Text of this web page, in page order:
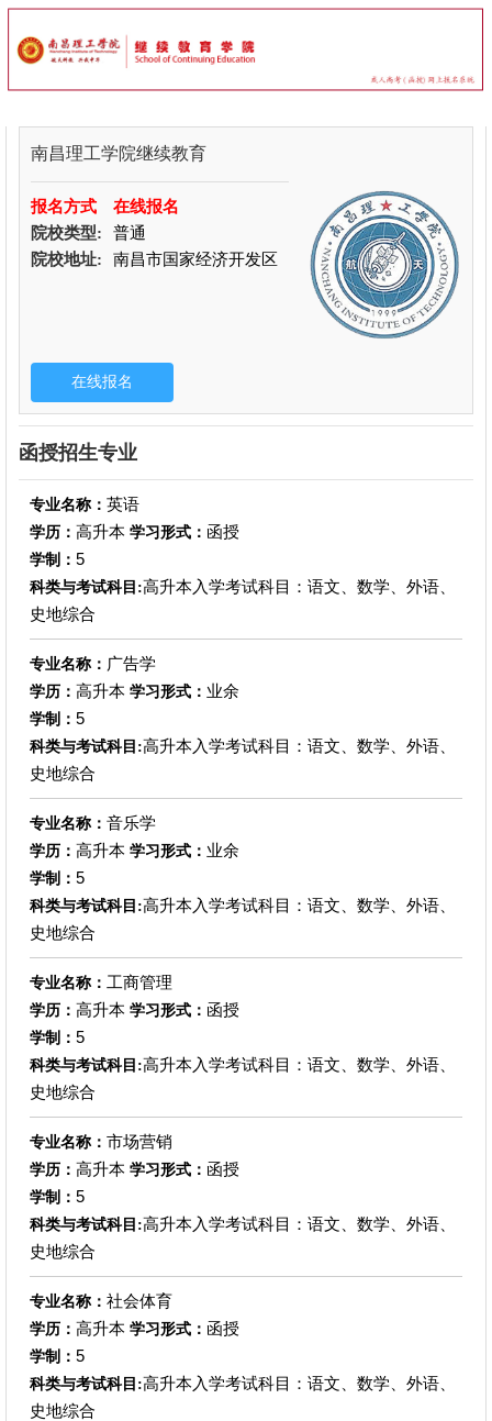
南昌理工学院继续教育
报名方式
在线报名
院校类型:
普通
院校地址:
南昌市国家经济开发区
函授招生专业
专业名称： 英语
学历： 高升本 学习形式： 函授
学制： 5
科类与考试科目:高升本入学考试科目：语文、数学、外语、
史地综合
专业名称： 广告学
学历： 高升本 学习形式： 业余
学制： 5
科类与考试科目:高升本入学考试科目：语文、数学、外语、
史地综合
专业名称： 音乐学
学历： 高升本 学习形式： 业余
学制： 5
科类与考试科目:高升本入学考试科目：语文、数学、外语、
史地综合
专业名称： 工商管理
学历： 高升本 学习形式： 函授
学制： 5
科类与考试科目:高升本入学考试科目：语文、数学、外语、
史地综合
专业名称： 市场营销
学历： 高升本 学习形式： 函授
学制： 5
科类与考试科目:高升本入学考试科目：语文、数学、外语、
史地综合
专业名称： 社会体育
学历： 高升本 学习形式： 函授
学制： 5
科类与考试科目:高升本入学考试科目：语文、数学、外语、
史地综合